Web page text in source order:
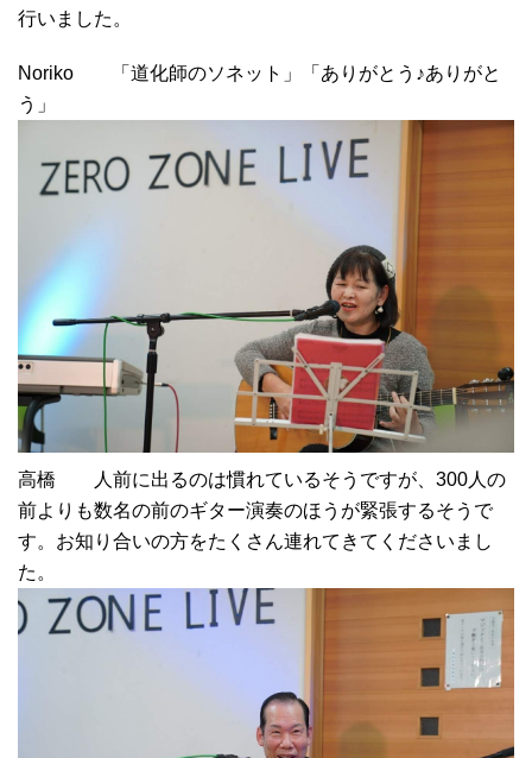
行いました。
Noriko 「道化師のソネット」「ありがとう♪ありがと
う」
高橋 人前に出るのは慣れているそうですが、300人の
前よりも数名の前のギター演奏のほうが緊張するそうで
す。お知り合いの方をたくさん連れてきてくださいまし
た。